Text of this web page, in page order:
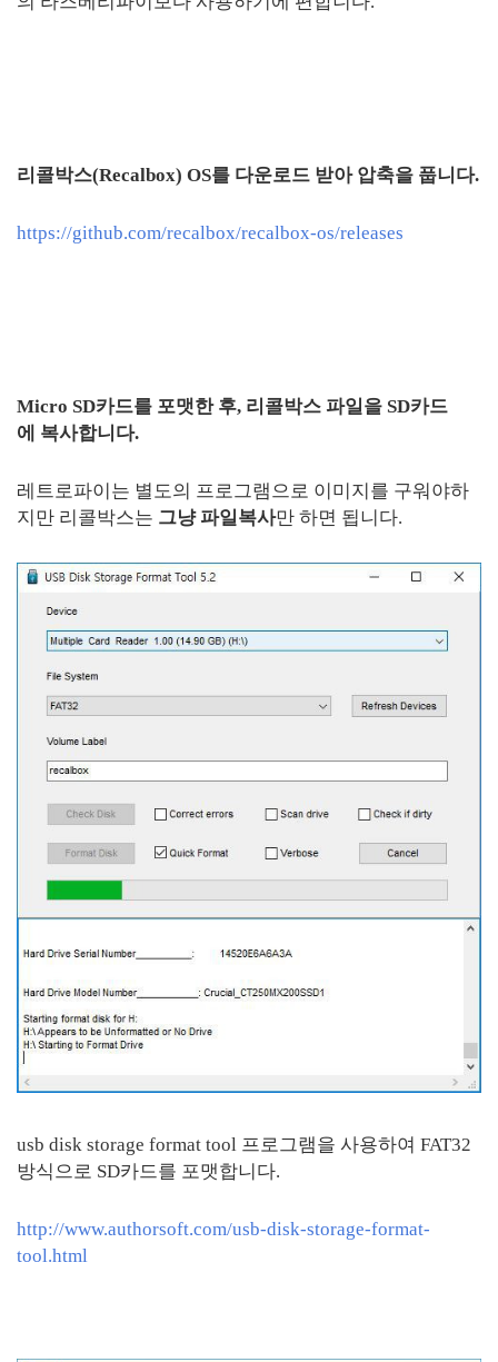
리콜박스(Recalbox) OS를 다운로드 받아 압축을 풉니다.
https://github.com/recalbox/recalbox-os/releases
Micro SD카드를 포맷한 후, 리콜박스 파일을 SD카드
에 복사합니다.
레트로파이는 별도의 프로그램으로 이미지를 구워야하
지만 리콜박스는 그냥 파일복사만 하면 됩니다.
usb disk storage format tool 프로그램을 사용하여 FAT32
방식으로 SD카드를 포맷합니다.
http://www.authorsoft.com/usb-disk-storage-format-
tool.html